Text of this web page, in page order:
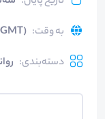
به وقت:
دسته‌بندی: